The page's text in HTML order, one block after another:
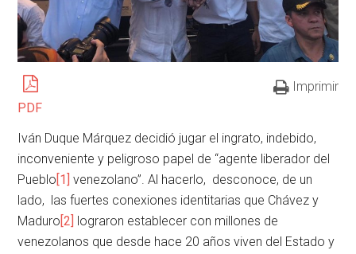
PDF
Imprimir
Iván Duque Márquez decidió jugar el ingrato, indebido,
inconveniente y peligroso papel de “agente liberador del
Pueblo [1] venezolano”. Al hacerlo, desconoce, de un
lado, las fuertes conexiones identitarias que Chávez y
Maduro [2]
lograron establecer con millones de
venezolanos que desde hace 20 años viven del Estado y